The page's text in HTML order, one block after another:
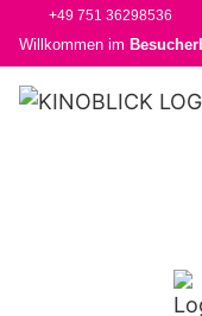
+49 751 36298536
Willkommen im